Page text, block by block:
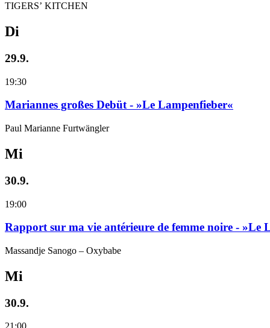
TIGERS’ KITCHEN
Di
29.9.
19:30
Mariannes großes Debüt - »Le Lampenfieber«
Paul Marianne Furtwängler
Mi
30.9.
19:00
Rapport sur ma vie antérieure de femme noire - »Le
Massandje Sanogo – Oxybabe
Mi
30.9.